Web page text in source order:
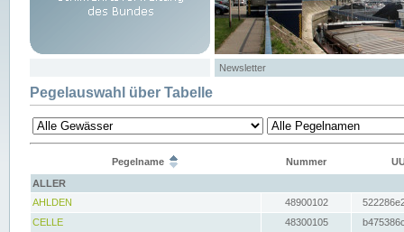
Newsletter
Pegelauswahl über Tabelle
Pegelname Nummer
ALLER
AHLDEN
48900102
CELLE
48300105